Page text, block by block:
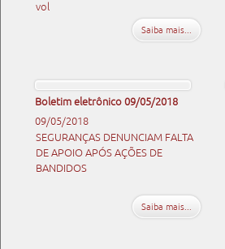
vol
Saiba mais...
Boletim eletrônico 09/05/2018
09/05/2018
SEGURANÇAS DENUNCIAM FALTA
DE APOIO APÓS AÇÕES DE
BANDIDOS
Saiba mais...